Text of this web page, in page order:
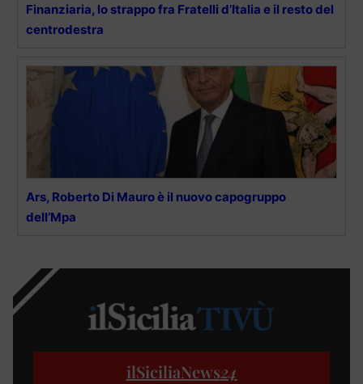
Finanziaria, lo strappo fra Fratelli d’Italia e il resto del
centrodestra
Ars, Roberto Di Mauro è il nuovo capogruppo
dell’Mpa
ilSiciliaNews24